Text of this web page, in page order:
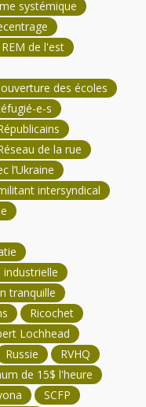
systémique
REM de l'est
des écoles
e-s
de la rue
l’Ukraine
intersyndical
tranquille
Ricochet
Lochhead
Russie
RVHQ
de 15$ l'heure
SCFP